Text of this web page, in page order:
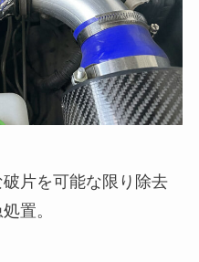
片を可能な限り除去
置。